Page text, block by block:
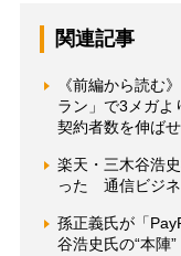
関連記事
《前編から読む
ラン」で3メガよ
契約者数を伸ば
楽天・三木谷浩
った 通信ビジネ
孫正義氏が「
谷浩史氏の“本陣